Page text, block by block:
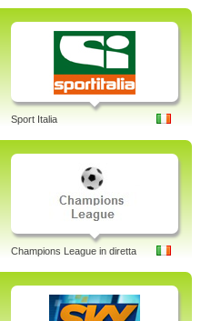
Sport Italia
Champions League in diretta